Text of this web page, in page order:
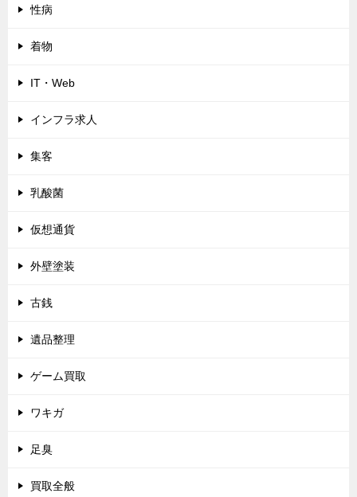
性病
着物
IT・Web
インフラ求人
集客
乳酸菌
仮想通貨
外壁塗装
古銭
遺品整理
ゲーム買取
ワキガ
足臭
買取全般